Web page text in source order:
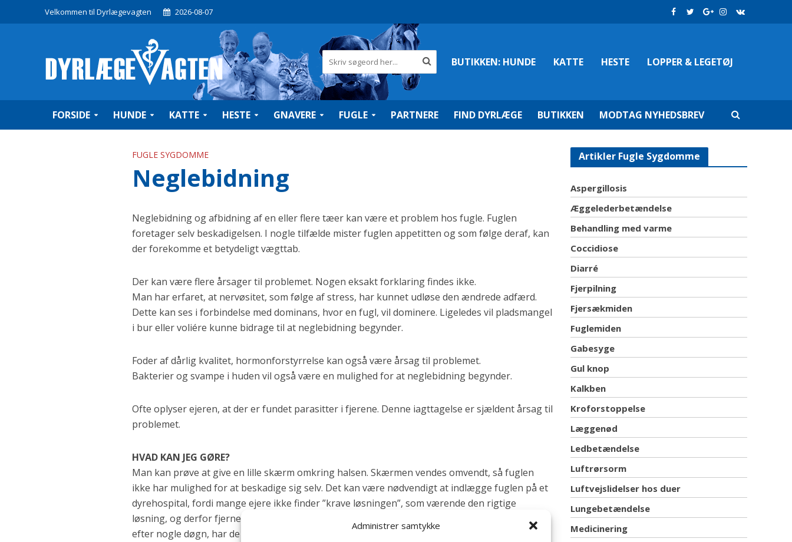
Administrer samtykke
Velkommen til Dyrlægevagten 2026-08-07
BUTIKKEN:HUNDE KATTE HESTE LOPPER & LEGETØJ
FORSIDE HUNDE KATTE HESTE GNAVERE FUGLE PARTNERE FIND DYRLÆGE BUTIKKEN MODTAG NYHEDSBREV
FUGLE SYGDOMME
Neglebidning
Neglebidning og afbidning af en eller flere tæer kan være et problem hos fugle. Fuglen
foretager selv beskadigelsen. I nogle tilfælde mister fuglen appetitten og som følge deraf, kan
der forekomme et betydeligt vægttab.
Der kan være flere årsager til problemet. Nogen eksakt forklaring findes ikke.
Man har erfaret, at nervøsitet, som følge af stress, har kunnet udløse den ændrede adfærd.
Dette kan ses i forbindelse med dominans, hvor en fugl, vil dominere. Ligeledes vil pladsmangel
i bur eller voliére kunne bidrage til at neglebidning begynder.
Foder af dårlig kvalitet, hormonforstyrrelse kan også være årsag til problemet.
Bakterier og svampe i huden vil også være en mulighed for at neglebidning begynder.
Ofte oplyser ejeren, at der er fundet parasitter i fjerene. Denne iagttagelse er sjældent årsag til
problemet.
HVAD KAN JEG GØRE?
Man kan prøve at give en lille skærm omkring halsen. Skærmen vendes omvendt, så fuglen
ikke har mulighed for at beskadige sig selv. Det kan være nødvendigt at indlægge fuglen på et
dyrehospital, fordi mange ejere ikke finder ”krave løsningen”, som værende den rigtige
løsning, og derfor fjerner skærmen. Mange fugle kan i begyndelsen ikke lide skærmen, men
efter nogle døgn, har de i reglen vænnet sig til den. Man skal naturligvis være sikker på, at
Artikler Fugle Sygdomme
Aspergillosis
Æggelederbetændelse
Behandling med varme
Coccidiose
Diarré
Fjerpilning
Fjersækmiden
Fuglemiden
Gabesyge
Gul knop
Kalkben
Kroforstoppelse
Læggenød
Ledbetændelse
Luftrørsorm
Luftvejslidelser hos duer
Lungebetændelse
Medicinering